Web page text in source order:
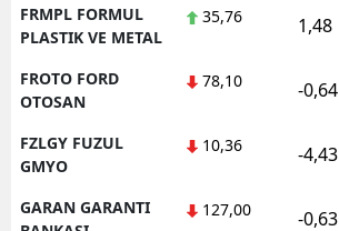
FRMPL FORMUL
PLASTIK VE METAL
35,76 1,48
FROTO FORD
OTOSAN
78,10 -0,64
FZLGY FUZUL
GMYO
10,36 -4,43
GARAN GARANTI
127,00 -0,63